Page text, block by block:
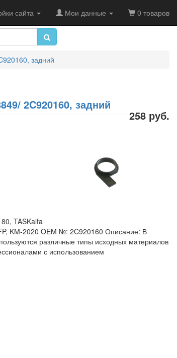
сайта Мои данные 0 товаров
задний
2C920160, задний
258 руб.
TASKalfa
KM-2020 OEM №: 2C920160 Описание: В
различные типы исходных материалов
с использованием